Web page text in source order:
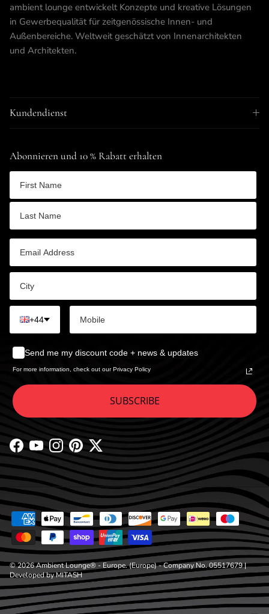
ambient lounge entwickelt Konzepte und kreative Lösungen
in Gewerbequalität für zeitgenössische Innen- und
Außenbereiche. Weltweit geschätzt von Innenarchitekten
und Architekten.
Kundendienst
Abonnieren und 10 % Rabatt erhalten
+44
Send me my discount code + news & updates
For more information, check out our Privacy Policy
SUBSCRIBE
Facebook
YouTubeInstagram
PinterestTwitter
© 2026Ambient Lounge® - Europe. (Europe) - Company No. 05517679 |
Developed byMITASH